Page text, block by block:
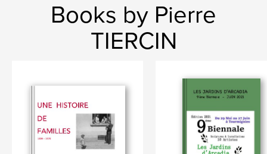
Books by Pierre
TIERCIN